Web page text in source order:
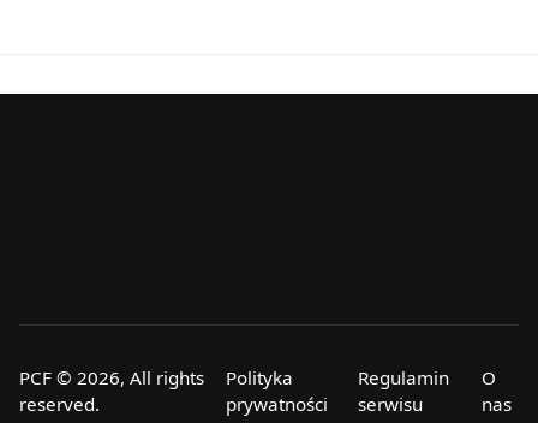
PCF © 2026, All rights
reserved.
Polityka
prywatności
Regulamin
serwisu
O
nas